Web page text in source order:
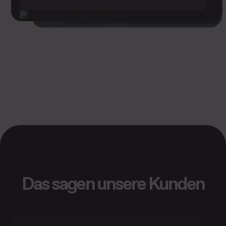
Das sagen unsere Kunden